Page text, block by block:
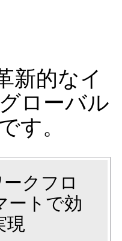
新的なイ
ローバル
す。
クフロ
ートで効
現